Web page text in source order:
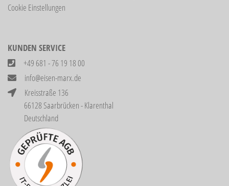
Cookie Einstellungen
KUNDEN SERVICE
+49 681 - 76 19 18 00
info@eisen-marx.de
Kreisstraße 136
66128 Saarbrücken - Klarenthal
Deutschland